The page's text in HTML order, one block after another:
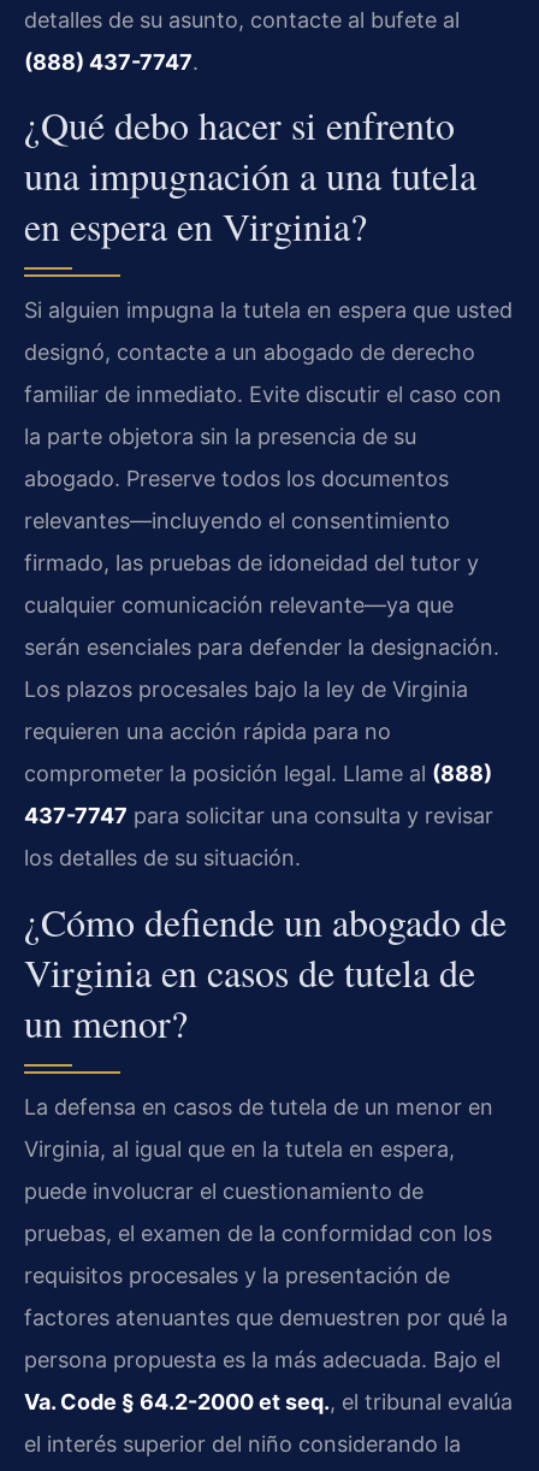
detalles de su asunto, contacte al bufete al
(888) 437-7747.
¿Qué debo hacer si enfrento
una impugnación a una tutela
en espera en Virginia?
Si alguien impugna la tutela en espera que usted
designó, contacte a un abogado de derecho
familiar de inmediato. Evite discutir el caso con
la parte objetora sin la presencia de su
abogado. Preserve todos los documentos
relevantes—incluyendo el consentimiento
firmado, las pruebas de idoneidad del tutor y
cualquier comunicación relevante—ya que
serán esenciales para defender la designación.
Los plazos procesales bajo la ley de Virginia
requieren una acción rápida para no
comprometer la posición legal. Llame al (888)
437-7747 para solicitar una consulta y revisar
los detalles de su situación.
¿Cómo defiende un abogado de
Virginia en casos de tutela de
un menor?
La defensa en casos de tutela de un menor en
Virginia, al igual que en la tutela en espera,
puede involucrar el cuestionamiento de
pruebas, el examen de la conformidad con los
requisitos procesales y la presentación de
factores atenuantes que demuestren por qué la
persona propuesta es la más adecuada. Bajo el
Va. Code § 64.2-2000 et seq., el tribunal evalúa
el interés superior del niño considerando la